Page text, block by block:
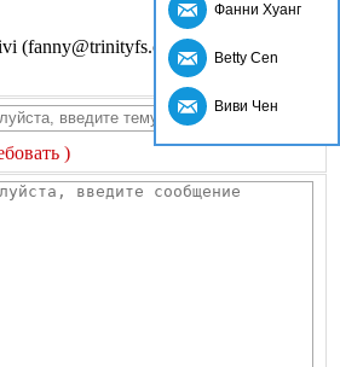
(fanny@trinityfs.cn)
)
Фанни Хуанг
Betty Cen
Виви Чен